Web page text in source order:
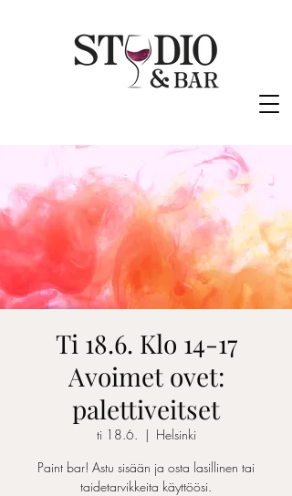
Ti 18.6. Klo 14-17
Avoimet ovet:
palettiveitset
ti 18.6.
  |
Helsinki
Paint bar! Astu sisään ja osta lasillinen tai
taidetarvikkeita käyttöösi.